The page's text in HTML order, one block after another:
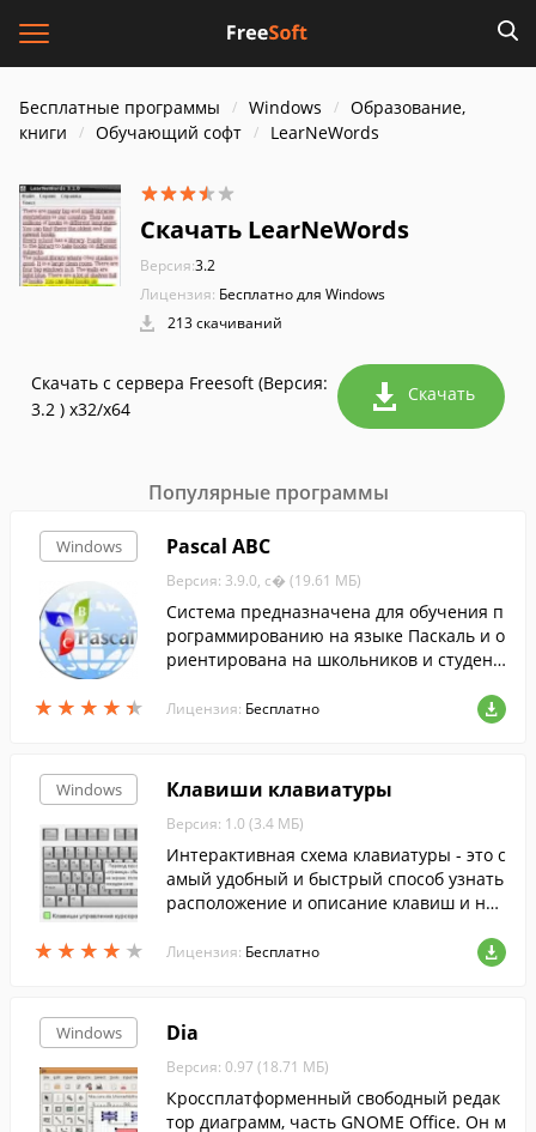
Бесплатные программы Windows
Образование,
книги
Обучающий софт LearNeWords
Скачать LearNeWords
Версия:3.2
Лицензия: Бесплатно для Windows
213 скачиваний
Скачать с сервера Freesoft (Версия:
3.2 ) x32/x64
Скачать
Популярные программы
Windows
★ ★ ★ ★ ★
★ ★ ★ ★ ★
Pascal ABC
Версия: 3.9.0, с� (19.61 МБ)
Система предназначена для обучения п
рограммированию на языке Паскаль и о
риентирована на школьников и студент
Лицензия: Бесплатно
Windows
★ ★ ★ ★ ★
★ ★ ★ ★ ★
Клавиши клавиатуры
Версия: 1.0 (3.4 МБ)
Интерактивная схема клавиатуры - это с
амый удобный и быстрый способ узнать
расположение и описание клавиш и наи
Лицензия: Бесплатно
Windows Dia
Версия: 0.97 (18.71 МБ)
Кроссплатформенный свободный редак
тор диаграмм, часть GNOME Office. Он м